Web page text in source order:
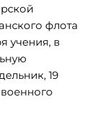
флота
учения, в
19